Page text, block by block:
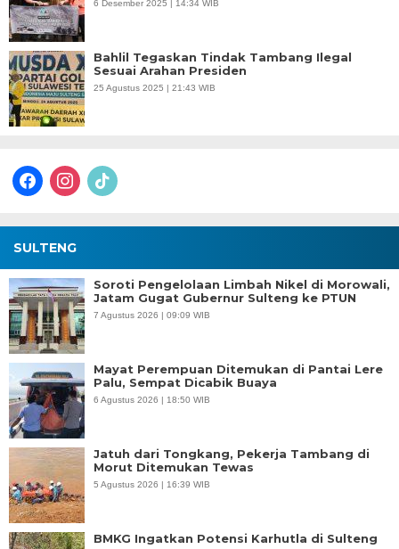
6 Desember 2025 | 14:34 WIB
Bahlil Tegaskan Tindak Tambang Ilegal
Sesuai Arahan Presiden
25 Agustus 2025 | 21:43 WIB
facebookinstagram
tiktok
SULTENG
Soroti Pengelolaan Limbah Nikel di Morowali,
Jatam Gugat Gubernur Sulteng ke PTUN
7 Agustus 2026 | 09:09 WIB
Mayat Perempuan Ditemukan di Pantai Lere
Palu, Sempat Dicabik Buaya
6 Agustus 2026 | 18:50 WIB
Jatuh dari Tongkang, Pekerja Tambang di
Morut Ditemukan Tewas
5 Agustus 2026 | 16:39 WIB
BMKG Ingatkan Potensi Karhutla di Sulteng